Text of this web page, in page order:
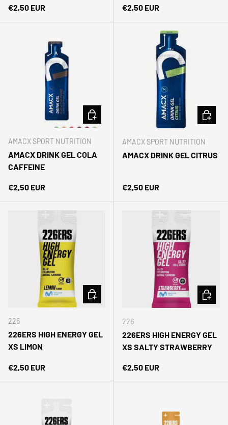
Precio normal
€2,50 EUR Precio normal
€2,50 EUR
AMACX SPORT NUTRITION
AMACX DRINK GEL COLA
CAFFEINE
Precio normal
€2,50 EUR
AÑADIR AL CARRITO
AMACX SPORT NUTRITION
AMACX DRINK GEL CITRUS
Precio normal
€2,50 EUR
226
226ERS HIGH ENERGY GEL
XS LIMON
Precio normal
€2,50 EUR
AÑADIR AL CARRITO
226
226ERS HIGH ENERGY GEL
XS SALTY STRAWBERRY
Precio normal
€2,50 EUR